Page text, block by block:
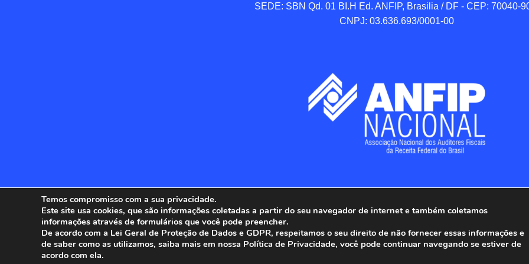
SEDE: SBN Qd. 01 BI.H Ed. ANFIP, Brasilia / DF - CEP: 70040-
CNPJ: 03.636.693/0001-00
ANFIP - Associação Nacional dos Auditores Fiscais da Receita Federal
Todos os Direitos Reservados.
Temos compromisso com a sua privacidade.
Este site usa cookies, que são informações coletadas a partir do seu navegador de internet e também coletamos
informações através de formulários que você pode preencher.
De acordo com a Lei Geral de Proteção de Dados e GDPR, respeitamos o seu direito de não fornecer essas informações e
de saber como as utilizamos, saiba mais em nossa Política de Privacidade, você pode continuar navegando se estiver de
acordo com ela.